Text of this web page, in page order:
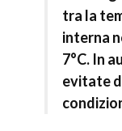
tra la
interna
7°C. In
evitate